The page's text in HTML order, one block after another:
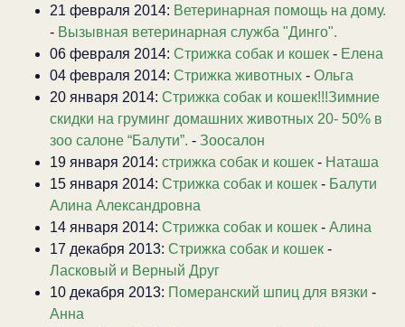
21 февраля 2014: Ветеринарная помощь на дому.
- Вызывная ветеринарная служба "Динго".
06 февраля 2014: Стрижка собак и кошек - Елена
04 февраля 2014: Стрижка животных - Ольга
20 января 2014: Стрижка собак и кошек!!!Зимние
скидки на груминг домашних животных 20- 50% в
зоо салоне “Балути”. - Зоосалон
19 января 2014: стрижка собак и кошек - Наташа
15 января 2014: Стрижка собак и кошек - Балути
Алина Александровна
14 января 2014: Стрижка собак и кошек - Алина
17 декабря 2013: Стрижка собак и кошек -
Ласковый и Верный Друг
10 декабря 2013: Померанский шпиц для вязки -
Анна